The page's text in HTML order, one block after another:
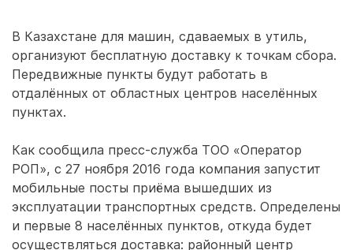
В Казахстане для машин, сдаваемых в утиль,
организуют бесплатную доставку к точкам сбора.
Передвижные пункты будут работать в
отдалённых от областных центров населённых
пунктах.
Как сообщила пресс-служба ТОО «Оператор
РОП», с 27 ноября 2016 года компания запустит
мобильные посты приёма вышедших из
эксплуатации транспортных средств. Определены
и первые 8 населённых пунктов, откуда будет
осуществляться доставка: районный центр